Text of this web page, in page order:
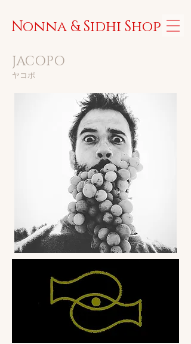
Nonna & Sidhi Shop
JACOPO
​ヤコポ